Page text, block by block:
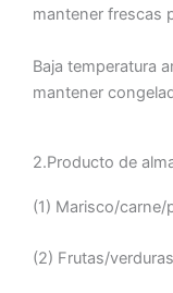
mantener frescas
Baja temperatura
mantener
2.Producto de
(1) Marisco/
(2) Frutas/